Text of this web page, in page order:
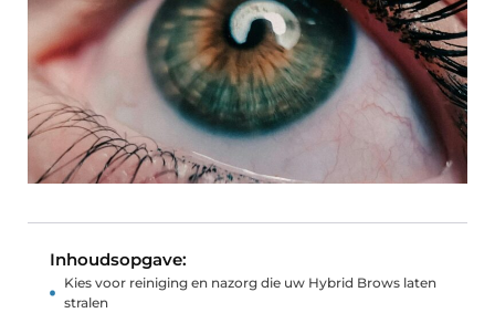
Inhoudsopgave:
Kies voor reiniging en nazorg die uw Hybrid Brows laten
stralen